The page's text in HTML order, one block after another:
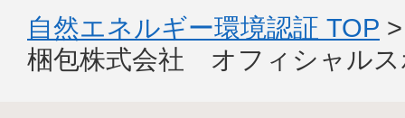
自然エネルギー環境認証 TOP
梱包株式会社 オフィシャルス